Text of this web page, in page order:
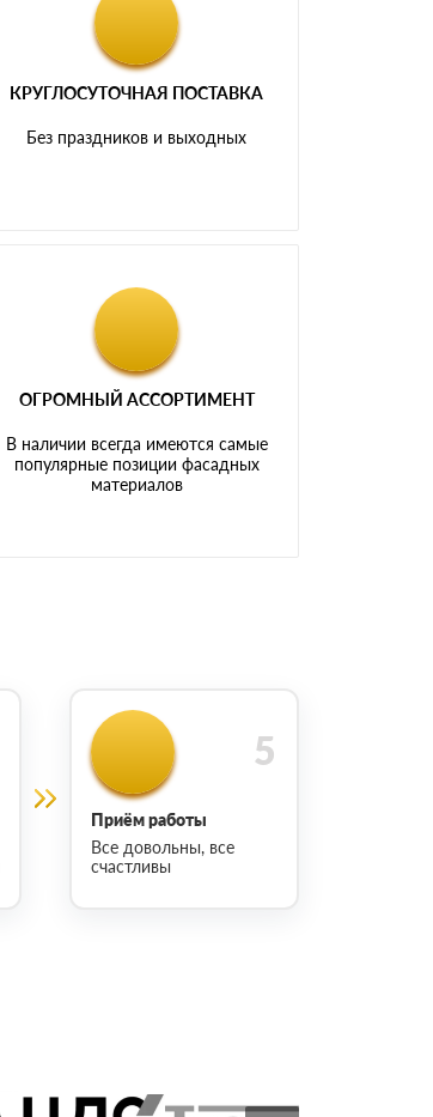
КРУГЛОСУТОЧНАЯ ПОСТАВКА
Без праздников и выходных
ОГРОМНЫЙ АССОРТИМЕНТ
В наличии всегда имеются самые
популярные позиции фасадных
материалов
Приём работы
Все довольны, все
счастливы